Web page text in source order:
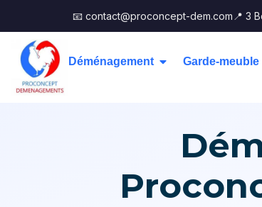
📧 contact@proconcept-dem.com 📍 3
Déménagement Garde-meuble